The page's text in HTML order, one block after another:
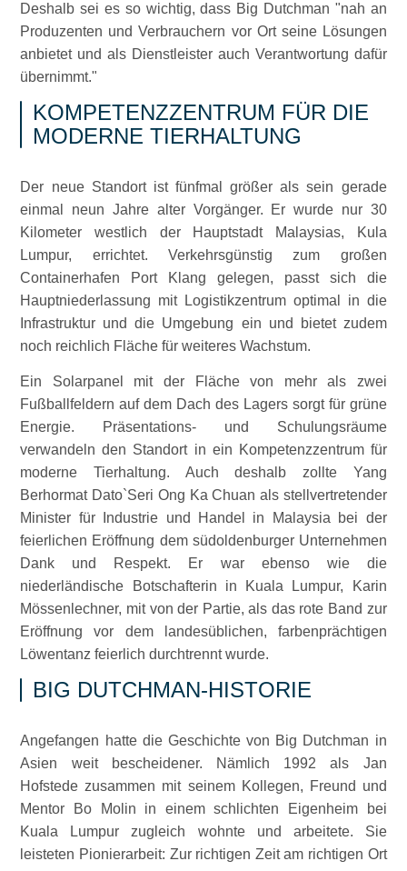
Deshalb sei es so wichtig, dass Big Dutchman
nah an
Produzenten und Verbrauchern vor Ort seine Lösungen
anbietet und als Dienstleister auch Verantwortung dafür
übernimmt.
KOMPETENZZENTRUM FÜR DIE
MODERNE TIERHALTUNG
Der neue Standort ist fünfmal größer als sein gerade
einmal neun Jahre alter Vorgänger. Er wurde nur 30
Kilometer westlich der Hauptstadt Malaysias, Kula
Lumpur, errichtet. Verkehrsgünstig zum großen
Containerhafen Port Klang gelegen, passt sich die
Hauptniederlassung mit Logistikzentrum optimal in die
Infrastruktur und die Umgebung ein und bietet zudem
noch reichlich Fläche für weiteres Wachstum.
Ein Solarpanel mit der Fläche von mehr als zwei
Fußballfeldern auf dem Dach des Lagers sorgt für grüne
Energie. Präsentations- und Schulungsräume
verwandeln den Standort in ein Kompetenzzentrum für
moderne Tierhaltung. Auch deshalb zollte Yang
Berhormat Dato`Seri Ong Ka Chuan als stellvertretender
Minister für Industrie und Handel in Malaysia bei der
feierlichen Eröffnung dem südoldenburger Unternehmen
Dank und Respekt. Er war ebenso wie die
niederländische Botschafterin in Kuala Lumpur, Karin
Mössenlechner, mit von der Partie, als das rote Band zur
Eröffnung vor dem landesüblichen, farbenprächtigen
Löwentanz feierlich durchtrennt wurde.
BIG DUTCHMAN-HISTORIE
Angefangen hatte die Geschichte von Big Dutchman in
Asien weit bescheidener. Nämlich 1992 als Jan
Hofstede zusammen mit seinem Kollegen, Freund und
Mentor Bo Molin in einem schlichten Eigenheim bei
Kuala Lumpur zugleich wohnte und arbeitete. Sie
leisteten Pionierarbeit: Zur richtigen Zeit am richtigen Ort